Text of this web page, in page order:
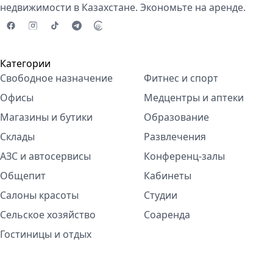
недвижимости в Казахстане. Экономьте на аренде.
Категории
Свободное назначение
Офисы
Магазины и бутики
Склады
АЗС и автосервисы
Общепит
Салоны красоты
Сельское хозяйство
Гостиницы и отдых
Фитнес и спорт
Медцентры и аптеки
Образование
Развлечения
Конференц-залы
Кабинеты
Студии
Соаренда